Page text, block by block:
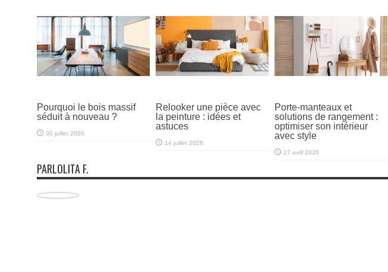
Pourquoi le bois massif
séduit à nouveau ?
30 juillet 2026
Relooker une pièce avec
la peinture : idées et
astuces
14 juillet 2026
Porte-manteaux et
solutions de rangement :
optimiser son intérieur
avec style
27 avril 2026
PARLOLITA F.